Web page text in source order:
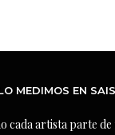
MEDIMOS EN
cada artista parte